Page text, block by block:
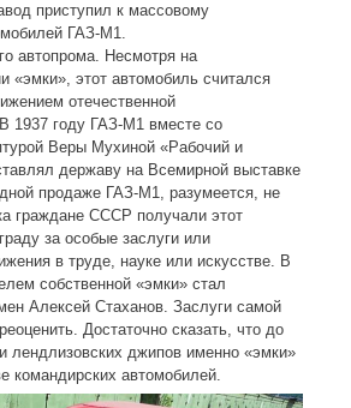
приступил к массовому
ГАЗ-М1.
автопрома. Несмотря на
«эмки», этот автомобиль считался
отечественной
1937 году ГАЗ-M1 вместе со
Веры Мухиной «Рабочий и
державу на Всемирной выставке
продаже ГАЗ-M1, разумеется, не
граждане СССР получали этот
за особые заслуги или
в труде, науке или искусстве. В
собственной «эмки» стал
Алексей Стаханов. Заслуги самой
Достаточно сказать, что до
лендлизовских джипов именно «эмки»
командирских автомобилей.